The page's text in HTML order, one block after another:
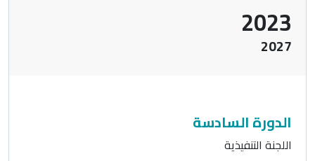
2023
2027
الدورة السادسة
اللجنة التنفيذية